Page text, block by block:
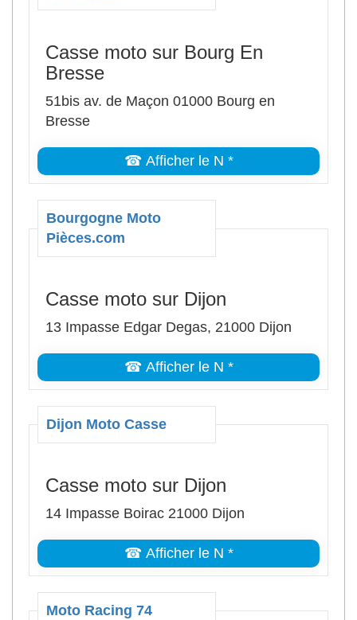
Casse moto sur Bourg En
Bresse
51bis av. de Maçon 01000 Bourg en
Bresse
☎ Afficher le N *
Bourgogne Moto
Pièces.com
Casse moto sur Dijon
13 Impasse Edgar Degas, 21000 Dijon
☎ Afficher le N *
Dijon Moto Casse
Casse moto sur Dijon
14 Impasse Boirac 21000 Dijon
☎ Afficher le N *
Moto Racing 74